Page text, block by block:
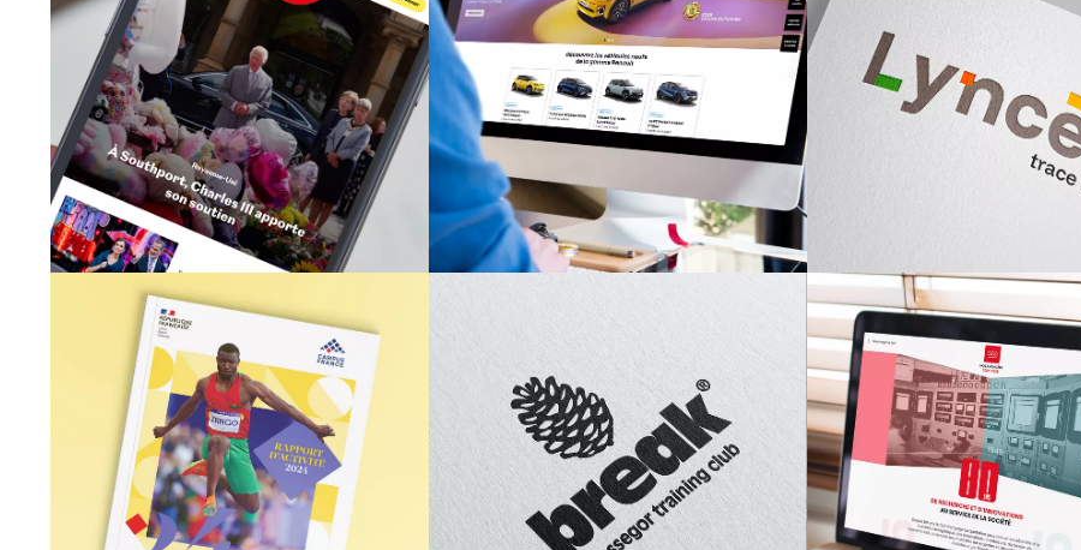
POINT DE VUE
Site Internet
RENAULT ET DACIA
Multisites Internet
Renault et Dacia
Identité
de Lyncée
CAMPUS FRANCE
Rapport d'activité
print et digital
BREAK
Identité visuelle
CEA
Rapport
print et